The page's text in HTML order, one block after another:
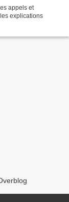
appels et
explications